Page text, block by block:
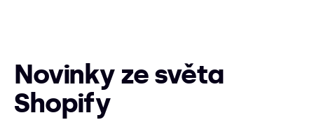
Novinky ze světa
Shopify